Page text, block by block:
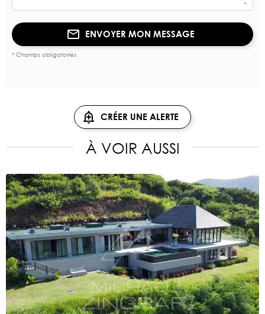
ENVOYER MON MESSAGE
* Champs obligatoires
CRÉER UNE ALERTE
À VOIR AUSSI